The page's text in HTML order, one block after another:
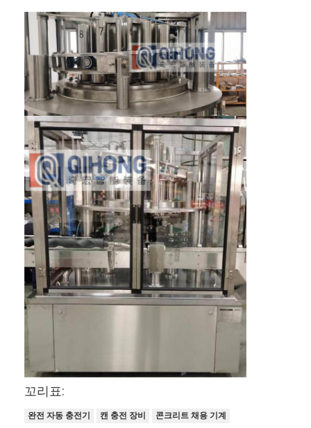
자동 캔 시밍 기계
자동 통조림 장입기
터널 파스터라이제이션 장비
자동 통 곤포기
병 세탁기
자동 팰리타이저 기계
자동 로딩 및 언 로딩 기계
자동 살균 기계
벨트 콘베어 기계
로봇 팰리타이저 기계
통조림 생산 라인
꼬리표:
완전 자동 충전기 캔 충전 장비 콘크리트 채용 기계